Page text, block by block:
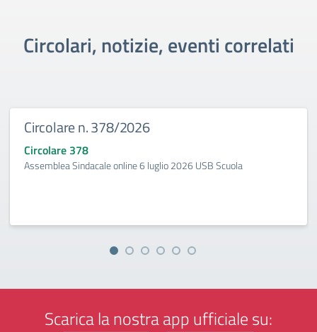
Circolari, notizie, eventi correlati
Circolare n. 378/2026
Circolare 378
Assemblea Sindacale online 6 luglio 2026 USB Scuola
Scarica la nostra app ufficiale su: